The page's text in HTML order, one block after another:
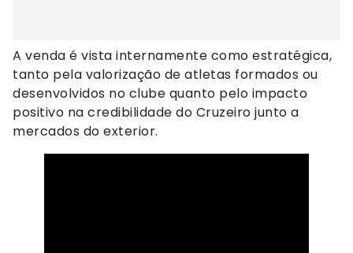
A venda é vista internamente como estratégica,
tanto pela valorização de atletas formados ou
desenvolvidos no clube quanto pelo impacto
positivo na credibilidade do Cruzeiro junto a
mercados do exterior.